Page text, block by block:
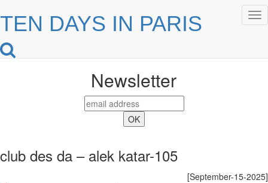
TEN DAYS IN PARIS
Newsletter
club des da – alek katar-105
[September-15-2025]